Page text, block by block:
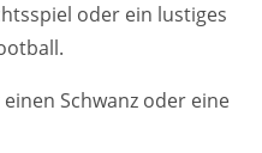
oder ein lustiges
Schwanz oder eine